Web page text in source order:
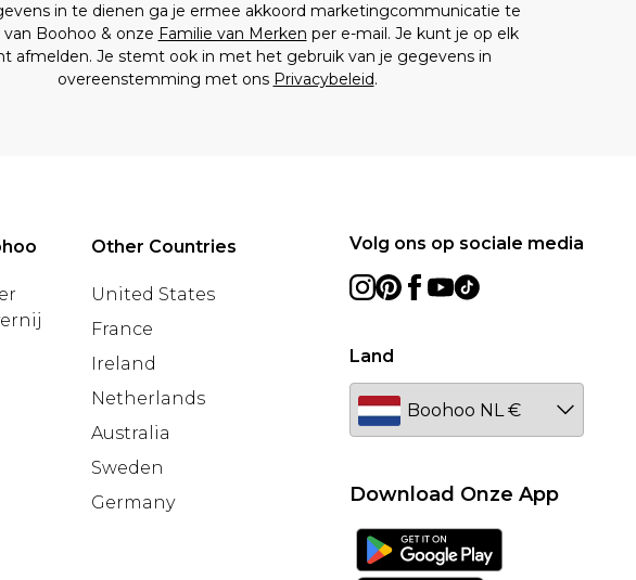
in te dienen ga je ermee akkoord marketingcommunicatie te
Boohoo & onze Familie van Merken per e-mail. Je kunt je op elk
afmelden. Je stemt ook in met het gebruik van je gegevens in
overeenstemming met ons Privacybeleid.
Other Countries
United States
France
Ireland
Netherlands
Australia
Sweden
Germany
Land
Volg ons op sociale media
Download Onze App